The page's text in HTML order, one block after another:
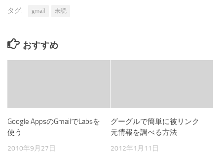
タグ: gmail 未読
おすすめ
Google AppsのGmailでLabsを
使う
2010年9月27日
グーグルで簡単に被リンク
元情報を調べる方法
2012年1月11日